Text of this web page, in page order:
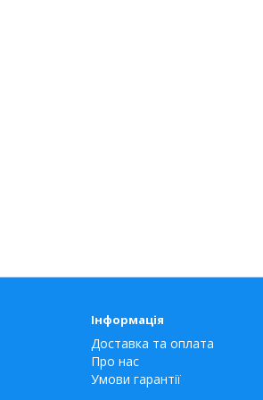
Інформація
Доставка та оплата
Про нас
Умови гарантії